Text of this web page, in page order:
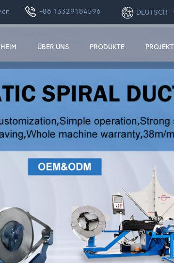
DEUTSCH
+86 13329184596
HEIM ÜBER UNS PRODUKTE